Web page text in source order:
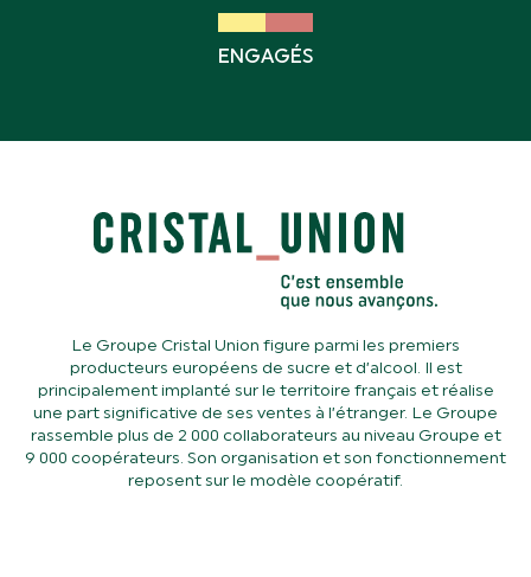
ENGAGÉS
Le Groupe Cristal Union figure parmi les premiers
producteurs européens de sucre et d’alcool. Il est
principalement implanté sur le territoire français et réalise
une part significative de ses ventes à l’étranger. Le Groupe
rassemble plus de 2 000 collaborateurs au niveau Groupe et
9 000 coopérateurs. Son organisation et son fonctionnement
reposent sur le modèle coopératif.